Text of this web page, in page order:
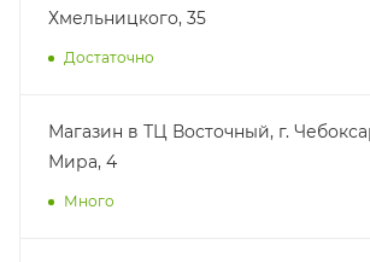
Хмельницкого, 35
Достаточно
Магазин в ТЦ Восточный, г.
Мира, 4
Много